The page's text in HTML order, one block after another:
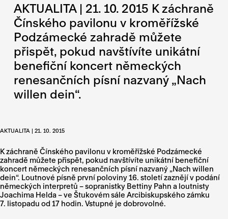
AKTUALITA | 21. 10. 2015 K záchraně
Čínského pavilonu v kroměřížské
Podzámecké zahradě můžete
přispět, pokud navštívíte unikátní
benefiční koncert německých
renesančních písní nazvaný „Nach
willen dein“.
AKTUALITA | 21. 10. 2015
K záchraně Čínského pavilonu v kroměřížské Podzámecké
zahradě můžete přispět, pokud navštívíte unikátní benefiční
koncert německých renesančních písní nazvaný „Nach willen
dein“. Loutnové písně první poloviny 16. století zaznějí v podání
německých interpretů – sopranistky Bettiny Pahn a loutnisty
Joachima Helda – ve Štukovém sále Arcibiskupského zámku
7. listopadu od 17 hodin. Vstupné je dobrovolné.